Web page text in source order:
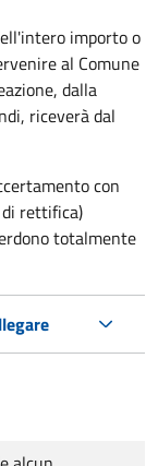
importo o
al Comune
dalla
riceverà dal
con
rettifica)
totalmente